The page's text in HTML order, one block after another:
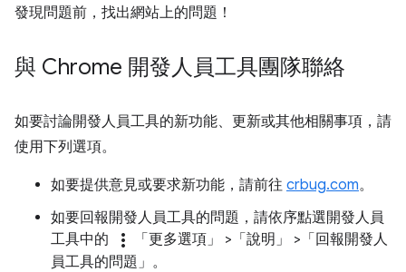
發現問題前，找出網站上的問題！
與 Chrome 開發人員工具團隊聯絡
如要討論開發人員工具的新功能、更新或其他相關事項，請
使用下列選項。
如要提供意見或要求新功能，請前往 crbug.com。
如要回報開發人員工具的問題，請依序點選開發人員
工具中的
more_vert 「更多選項」 >「說明」
>「回報開發人
員工具的問題」 。